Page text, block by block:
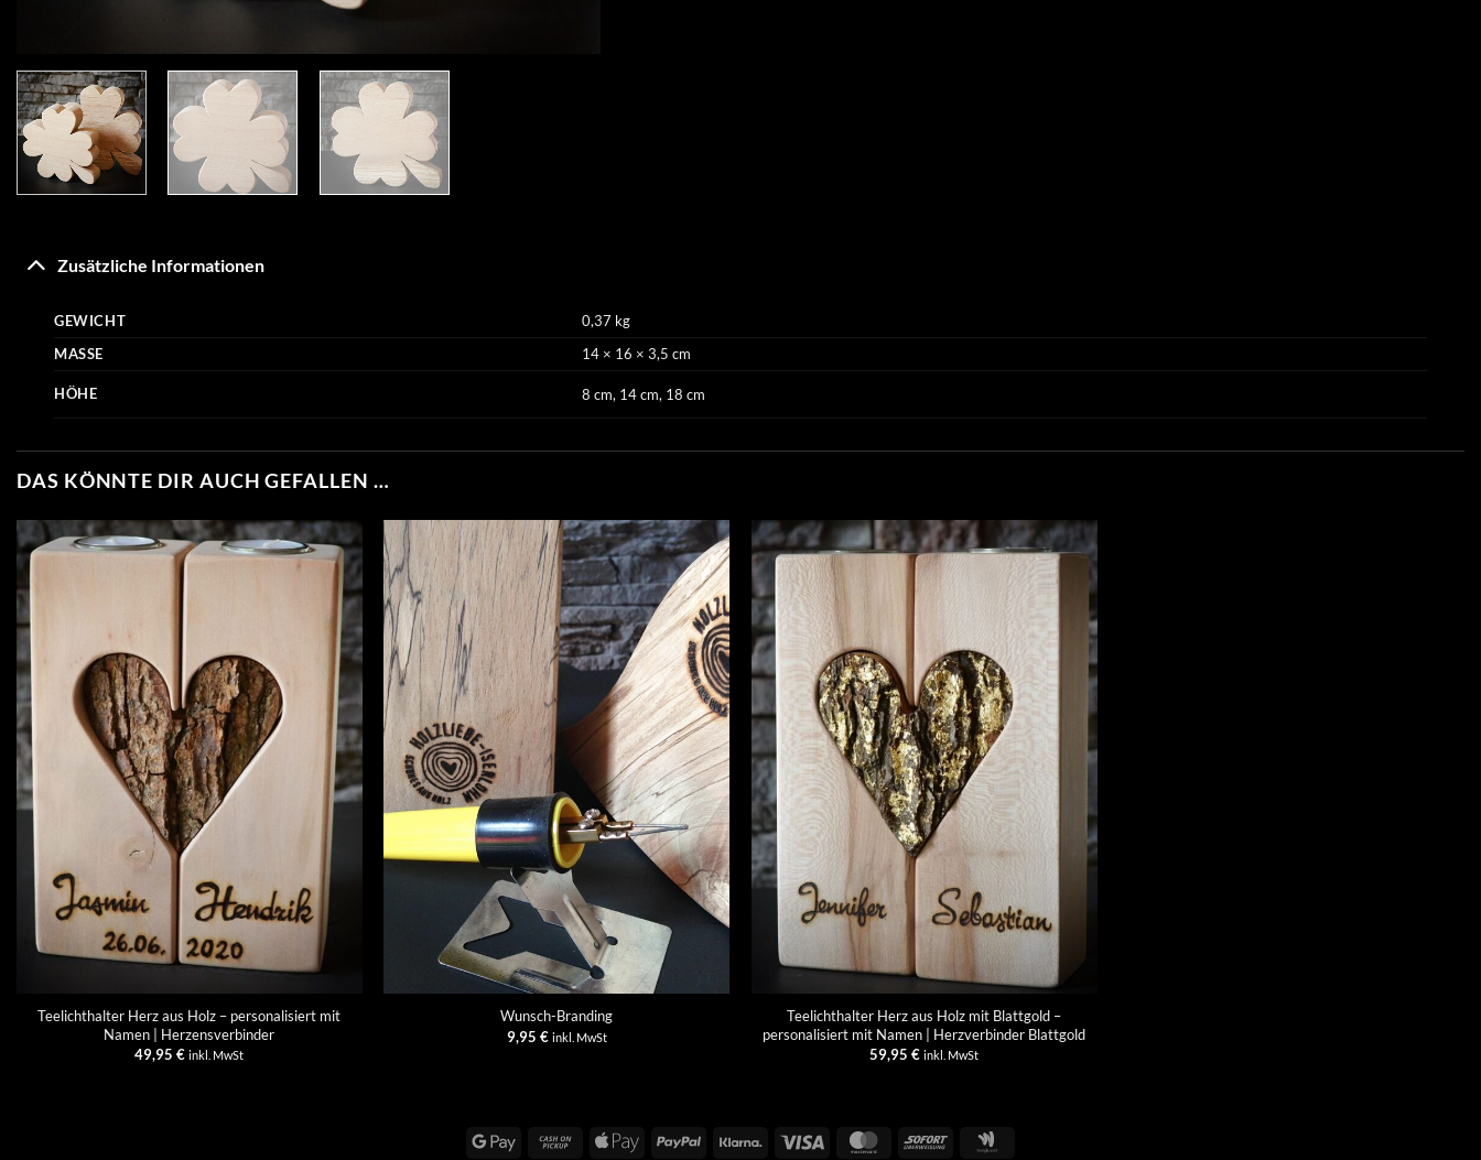
Zusätzliche Informationen
GEWICHT
0,37 kg
MASSE
14 × 16 × 3,5 cm
HÖHE 8 cm, 14 cm, 18 cm
DAS KÖNNTE DIR AUCH GEFALLEN …
Teelichthalter Herz aus Holz – personalisiert mit
Namen | Herzensverbinder
49,95€ inkl. MwSt
Wunsch-Branding
9,95 € inkl. MwSt
Teelichthalter Herz aus Holz mit Blattgold –
personalisiert mit Namen | Herzverbinder Blattgold
59,95€ inkl. MwSt
Google
Cash
Apple
PayPal Klarna Visa MasterCardSofort